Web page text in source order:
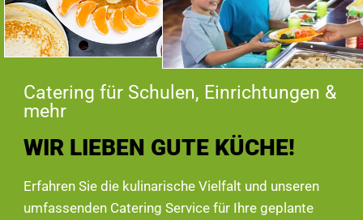
Catering für Schulen, Einrichtungen &
mehr
WIR LIEBEN GUTE KÜCHE!
Erfahren Sie die kulinarische Vielfalt und unseren
umfassenden Catering Service für Ihre geplante